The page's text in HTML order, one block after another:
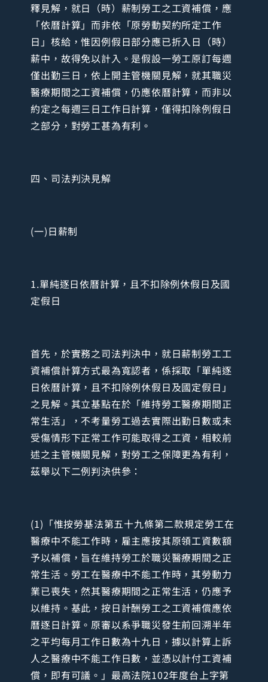
釋見解，就日（時）薪制勞工之工資補償，應
「依曆計算」而非依「原勞動契約所定工作
日」核給，惟因例假日部分應已折入日（時）
薪中，故得免以計入。是假設一勞工原訂每週
僅出勤三日，依上開主管機關見解，就其職災
醫療期間之工資補償，仍應依曆計算，而非以
約定之每週三日工作日計算，僅得扣除例假日
之部分，對勞工甚為有利。
四、司法判決見解
(一)日薪制
1.單純逐日依曆計算，且不扣除例休假日及國
定假日
首先，於實務之司法判決中，就日薪制勞工工
資補償計算方式最為寬認者，係採取「單純逐
日依曆計算，且不扣除例休假日及國定假日」
之見解。其立基點在於「維持勞工醫療期間正
常生活」，不考量勞工過去實際出勤日數或未
受傷情形下正常工作可能取得之工資，相較前
述之主管機關見解，對勞工之保障更為有利，
茲舉以下二例判決供參：
(1)「惟按勞基法第五十九條第二款規定勞工在
醫療中不能工作時，雇主應按其原領工資數額
予以補償，旨在維持勞工於職災醫療期間之正
常生活。勞工在醫療中不能工作時，其勞動力
業已喪失，然其醫療期間之正常生活，仍應予
以維持。基此，按日計酬勞工之工資補償應依
曆逐日計算。原審以系爭職災發生前回溯半年
之平均每月工作日數為十九日，據以計算上訴
人之醫療中不能工作日數，並憑以計付工資補
償，即有可議。」最高法院102年度台上字第